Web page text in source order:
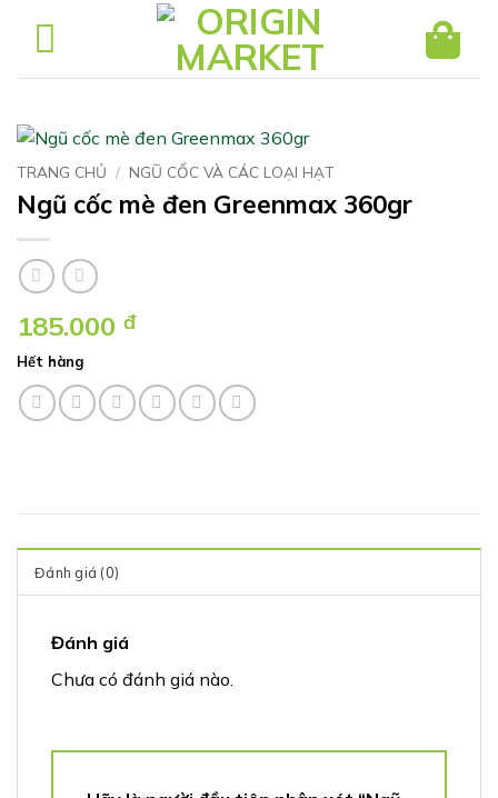
TRANG CHỦ / NGŨ CỐC VÀ CÁC LOẠI HẠT
Ngũ cốc mè đen Greenmax 360gr
185.000 đ
Hết hàng
Đánh giá (0)
Đánh giá
Chưa có đánh giá nào.